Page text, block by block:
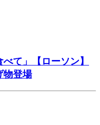
て」【ローソン】
物登場